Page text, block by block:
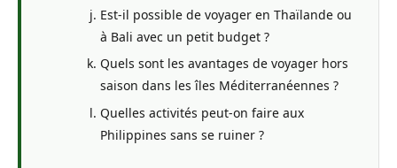
Est-il possible de voyager en Thaïlande ou
à Bali avec un petit budget ?
Quels sont les avantages de voyager hors
saison dans les îles Méditerranéennes ?
Quelles activités peut-on faire aux
Philippines sans se ruiner ?